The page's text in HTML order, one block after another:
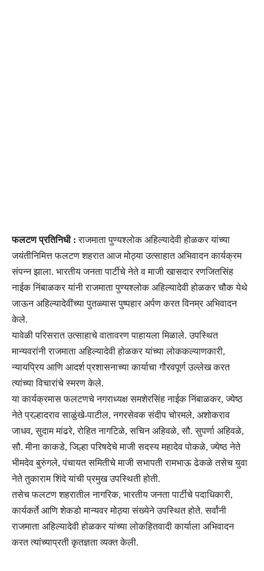
फलटण प्रतिनिधी : राजमाता पुण्यश्लोक अहिल्यादेवी होळकर यांच्या
जयंतीनिमित्त फलटण शहरात आज मोठ्या उत्साहात अभिवादन कार्यक्रम
संपन्न झाला. भारतीय जनता पार्टीचे नेते व माजी खासदार रणजितसिंह
नाईक निंबाळकर यांनी राजमाता पुण्यश्लोक अहिल्यादेवी होळकर चौक येथे
जाऊन अहिल्यादेवींच्या पुतळ्यास पुष्पहार अर्पण करत विनम्र अभिवादन
केले.
यावेळी परिसरात उत्साहाचे वातावरण पाहायला मिळाले. उपस्थित
मान्यवरांनी राजमाता अहिल्यादेवी होळकर यांच्या लोककल्याणकारी,
न्यायप्रिय आणि आदर्श प्रशासनाच्या कार्याचा गौरवपूर्ण उल्लेख करत
त्यांच्या विचारांचे स्मरण केले.
या कार्यक्रमास फलटणचे नगराध्यक्ष समशेरसिंह नाईक निंबाळकर, ज्येष्ठ
नेते प्रल्हादराव साळुंखे-पाटील, नगरसेवक संदीप चोरमले, अशोकराव
जाधव, सुदाम मांढरे, रोहित नागटिळे, सचिन अहिवळे, सौ. सुपर्णा अहिवळे,
सौ. मीना काकडे, जिल्हा परिषदेचे माजी सदस्य महादेव पोकळे, ज्येष्ठ नेते
भीमदेव बुरुंगले, पंचायत समितीचे माजी सभापती रामभाऊ ढेकळे तसेच युवा
नेते तुकाराम शिंदे यांची प्रमुख उपस्थिती होती.
तसेच फलटण शहरातील नागरिक, भारतीय जनता पार्टीचे पदाधिकारी,
कार्यकर्ते आणि शेकडो मान्यवर मोठ्या संख्येने उपस्थित होते. सर्वांनी
राजमाता अहिल्यादेवी होळकर यांच्या लोकहितवादी कार्याला अभिवादन
करत त्यांच्याप्रती कृतज्ञता व्यक्त केली.